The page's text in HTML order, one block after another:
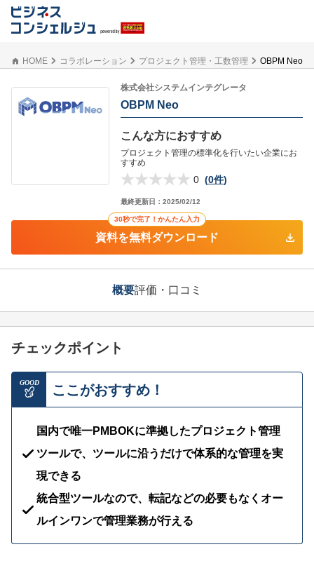
HOME コラボレーション プロジェクト管理・工数管理 OBPM Neo
株式会社システムインテグレータ
OBPM Neo
こんな方におすすめ
プロジェクト管理の標準化を行いたい企業にお
すすめ
0 (0件)
最終更新日： 2025/02/12
30秒で完了！かんたん入力
資料を無料ダウンロード
概要評価・口コミ
チェックポイント
GOOD ここがおすすめ！
国内で唯一PMBOKに準拠したプロジェクト管理
ツールで、ツールに沿うだけで体系的な管理を実
現できる
統合型ツールなので、転記などの必要もなくオー
ルインワンで管理業務が行える